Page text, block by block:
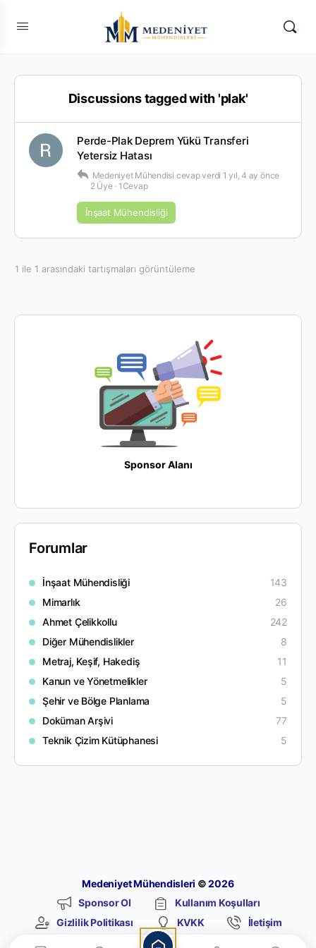
Discussions tagged with 'plak'
Perde-Plak Deprem Yükü Transferi
Yetersiz Hatası
Medeniyet Mühendisi cevap verdi 1 yıl, 4 ay önce
2 Üye · 1Cevap
İnşaat Mühendisliği
1 ile 1 arasındaki tartışmaları görüntüleme
Sponsor Alanı
Forumlar
İnşaat Mühendisliği
143
Mimarlık
26
Ahmet Çelikkollu
242
Diğer Mühendislikler
8
Metraj, Keşif, Hakediş
11
Kanun ve Yönetmelikler
5
Şehir ve Bölge Planlama
5
Doküman Arşivi
77
Teknik Çizim Kütüphanesi
5
Medeniyet Mühendisleri © 2026
Sponsor Ol
Kullanım Koşulları
Gizlilik Politikası
KVKK İletişim